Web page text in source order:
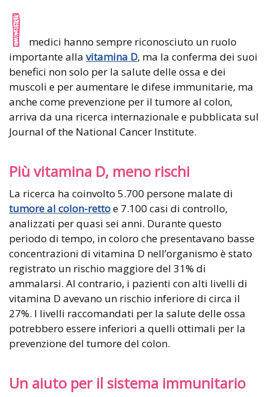
I
medici hanno sempre riconosciuto un ruolo
importante alla vitamina D, ma la conferma dei suoi
benefici non solo per la salute delle ossa e dei
muscoli e per aumentare le difese immunitarie, ma
anche come prevenzione per il tumore al colon,
arriva da una ricerca internazionale e pubblicata sul
Journal of the National Cancer Institute.
Più vitamina D, meno rischi
La ricerca ha coinvolto 5.700 persone malate di
tumore al colon-rettoe 7.100 casi di controllo,
analizzati per quasi sei anni. Durante questo
periodo di tempo, in coloro che presentavano basse
concentrazioni di vitamina D nell’organismo è stato
registrato un rischio maggiore del 31% di
ammalarsi. Al contrario, i pazienti con alti livelli di
vitamina D avevano un rischio inferiore di circa il
27%. I livelli raccomandati per la salute delle ossa
potrebbero essere inferiori a quelli ottimali per la
prevenzione del tumore del colon.
Un aiuto per il sistema immunitario